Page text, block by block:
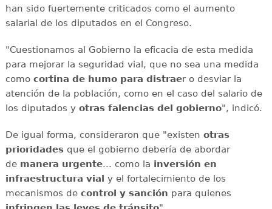
han sido fuertemente criticados como el aumento
salarial de los diputados en el Congreso.
"Cuestionamos al Gobierno la eficacia de esta medida
para mejorar la seguridad vial, que no sea una medida
como cortina de humo para distraer o desviar la
atención de la población, como en el caso del salario de
los diputados y otras falencias del gobierno", indicó.
De igual forma, consideraron que "existen otras
prioridadesque el gobierno debería de abordar
de manera urgente... como la inversión en
infraestructura vial y el fortalecimiento de los
mecanismos de control y sanción para quienes